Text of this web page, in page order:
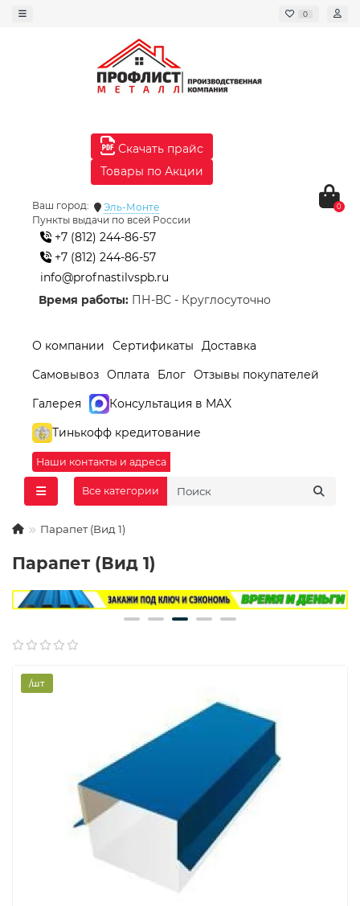
0
Скачать прайс
Товары по Акции
Ваш город:
Эль-Монте
Пункты выдачи по всей России
+7 (812) 244-86-57
+7 (812) 244-86-57
info@profnastilvspb.ru
Время работы: ПН-ВС - Круглосуточно
0
О компании Сертификаты
Доставка
Самовывоз Оплата Блог Отзывы покупателей
Галерея
Консультация в MAX
Тинькофф кредитование
Наши контакты и адреса
Все категории
Парапет (Вид 1)
Парапет (Вид 1)
/шт